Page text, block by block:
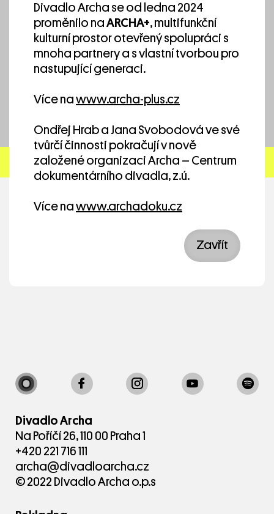
Divadlo Archa se od ledna 2024
proměnilo naARCHA+, multifunkční
kulturní prostor otevřený spolupráci s
mnoha partnery a s vlastní tvorbou pro
nastupující generaci.
Více nawww.archa-plus.cz
Ondřej Hrab a Jana Svobodová ve své
tvůrčí činnosti pokračují v nově
založené organizaci Archa – Centrum
dokumentárního divadla, z.ú.
Více nawww.archadoku.cz
Zavřít
Pieter De Buysser / Divadlo Archa —
Afterparty / The After Party
Divadlo Archa
Na Poříčí 26, 110 00 Praha 1
+420 221 716 111
archa@divadloarcha.cz
© 2022 Divadlo Archa o.p.s